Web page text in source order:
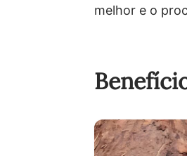
melhor e o